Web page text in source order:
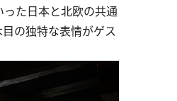
た日本と北欧の共通
の独特な表情がゲス